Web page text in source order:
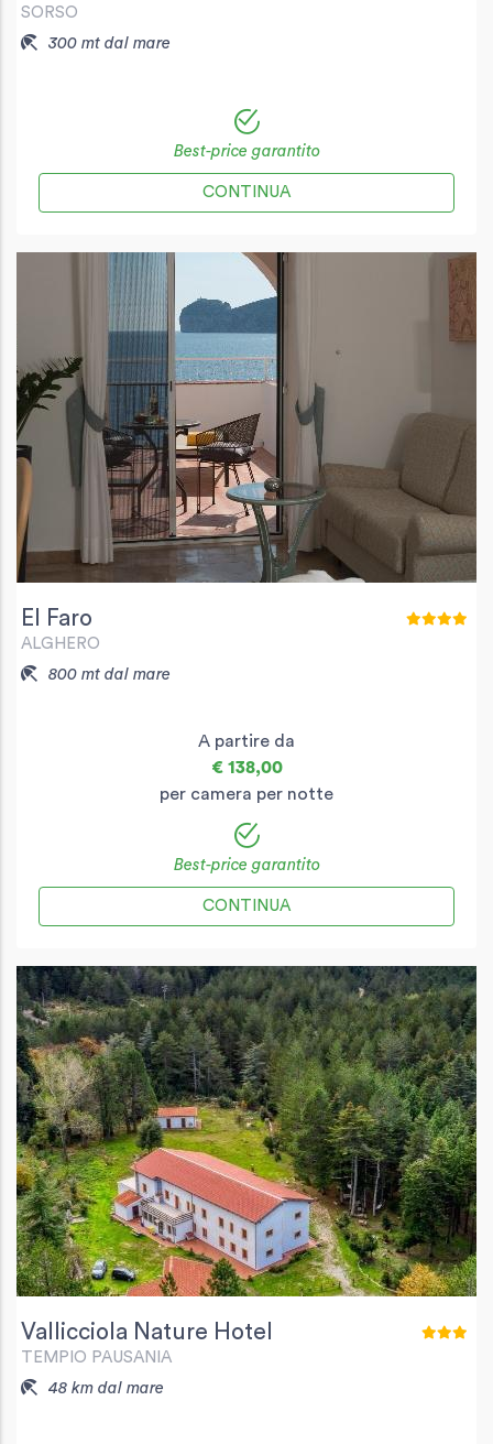
SORSO
300 mt dal mare
Best-price garantito
CONTINUA
El Faro
ALGHERO
800 mt dal mare
A partire da
€ 138,00
per camera per notte
Best-price garantito
CONTINUA
Vallicciola Nature Hotel
TEMPIO PAUSANIA
48 km dal mare